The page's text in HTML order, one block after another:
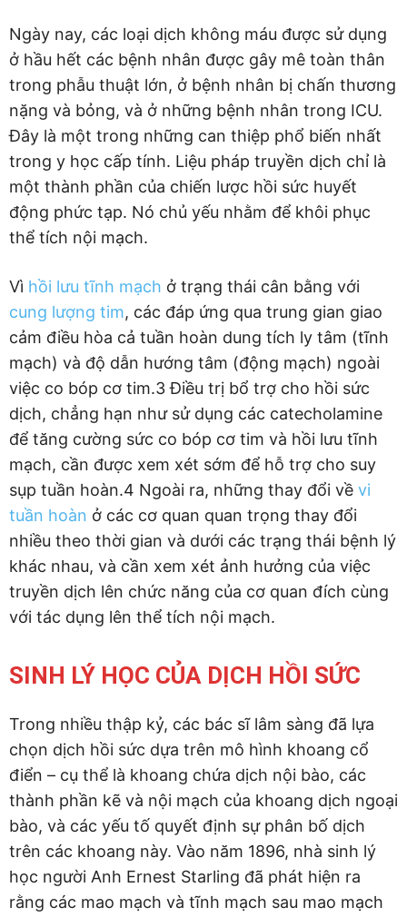
Ngày nay, các loại dịch không máu được sử dụng
ở hầu hết các bệnh nhân được gây mê toàn thân
trong phẫu thuật lớn, ở bệnh nhân bị chấn thương
nặng và bỏng, và ở những bệnh nhân trong ICU.
Đây là một trong những can thiệp phổ biến nhất
trong y học cấp tính. Liệu pháp truyền dịch chỉ là
một thành phần của chiến lược hồi sức huyết
động phức tạp. Nó chủ yếu nhằm để khôi phục
thể tích nội mạch.
Vì hồi lưu tĩnh mạch ở trạng thái cân bằng với
cung lượng tim, các đáp ứng qua trung gian giao
cảm điều hòa cả tuần hoàn dung tích ly tâm (tĩnh
mạch) và độ dẫn hướng tâm (động mạch) ngoài
việc co bóp cơ tim.3 Điều trị bổ trợ cho hồi sức
dịch, chẳng hạn như sử dụng các catecholamine
để tăng cường sức co bóp cơ tim và hồi lưu tĩnh
mạch, cần được xem xét sớm để hỗ trợ cho suy
sụp tuần hoàn.4 Ngoài ra, những thay đổi về vi
tuần hoàn ở các cơ quan quan trọng thay đổi
nhiều theo thời gian và dưới các trạng thái bệnh lý
khác nhau, và cần xem xét ảnh hưởng của việc
truyền dịch lên chức năng của cơ quan đích cùng
với tác dụng lên thể tích nội mạch.
SINH LÝ HỌC CỦA DỊCH HỒI SỨC
Trong nhiều thập kỷ, các bác sĩ lâm sàng đã lựa
chọn dịch hồi sức dựa trên mô hình khoang cổ
điển – cụ thể là khoang chứa dịch nội bào, các
thành phần kẽ và nội mạch của khoang dịch ngoại
bào, và các yếu tố quyết định sự phân bố dịch
trên các khoang này. Vào năm 1896, nhà sinh lý
học người Anh Ernest Starling đã phát hiện ra
rằng các mao mạch và tĩnh mạch sau mao mạch